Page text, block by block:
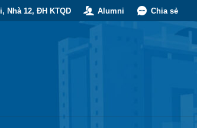
Nhà 12, ĐH KTQD Alumni Chia sẻ
PHÒNG BAN THÔNG BÁO